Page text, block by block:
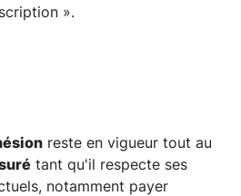
».
reste en vigueur tout au
tant qu'il respecte ses
notamment payer